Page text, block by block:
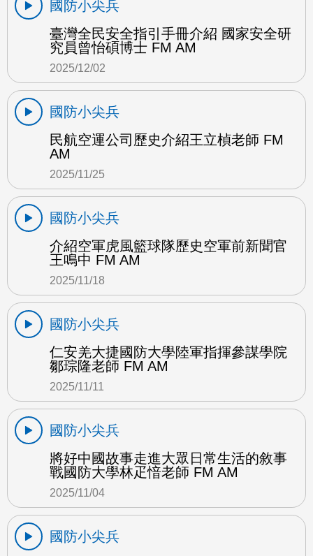
國防小尖兵
臺灣全民安全指引手冊介紹 國家安全研
究員曾怡碩博士 FM AM
2025/12/02
國防小尖兵
民航空運公司歷史介紹王立楨老師 FM
AM
2025/11/25
國防小尖兵
介紹空軍虎風籃球隊歷史空軍前新聞官
王鳴中 FM AM
2025/11/18
國防小尖兵
仁安羌大捷國防大學陸軍指揮參謀學院
鄒琮隆老師 FM AM
2025/11/11
國防小尖兵
將好中國故事走進大眾日常生活的敘事
戰國防大學林疋愔老師 FM AM
2025/11/04
國防小尖兵